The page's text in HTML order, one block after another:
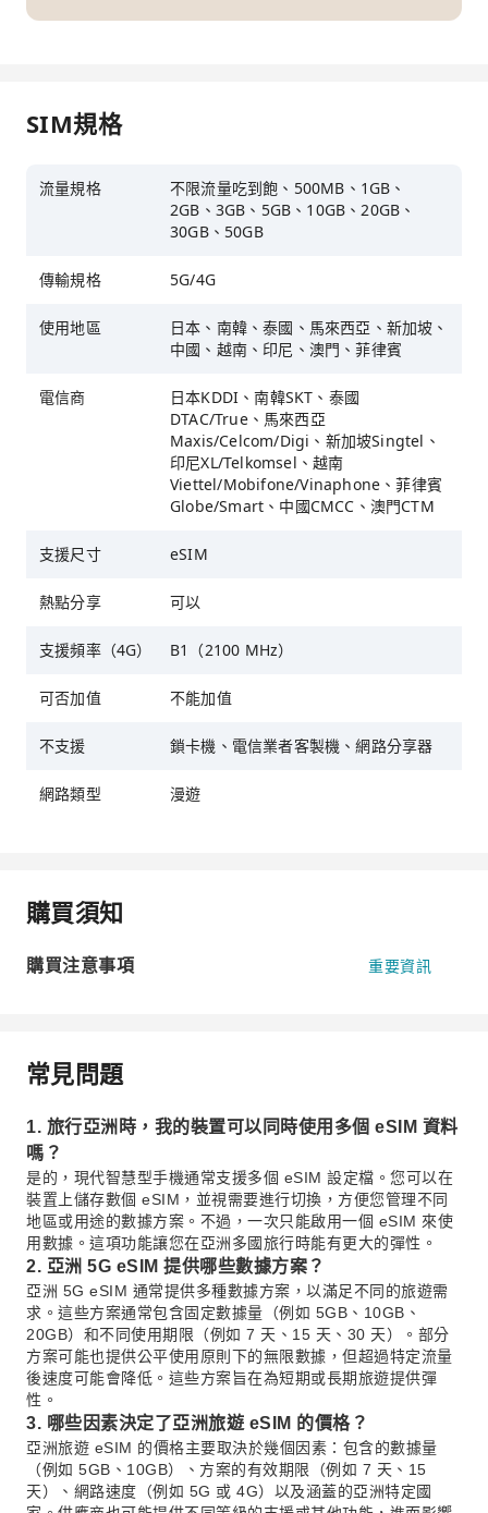
SIM規格
流量規格
不限流量吃到飽、500MB、1GB、
2GB、3GB、5GB、10GB、20GB、
30GB、50GB
傳輸規格 5G/4G
使用地區
日本、南韓、泰國、馬來西亞、新加坡、
中國、越南、印尼、澳門、菲律賓
電信商
日本KDDI、南韓SKT、泰國
DTAC/True、馬來西亞
Maxis/Celcom/Digi、新加坡Singtel、
印尼XL/Telkomsel、越南
Viettel/Mobifone/Vinaphone、菲律賓
Globe/Smart、中國CMCC、澳門CTM
支援尺寸 eSIM
熱點分享 可以
支援頻率（4G） B1（2100 MHz）
可否加值 不能加值
不支援 鎖卡機、電信業者客製機、網路分享器
網路類型 漫遊
購買須知
購買注意事項 重要資訊
常見問題
1. 旅行亞洲時，我的裝置可以同時使用多個 eSIM 資料
嗎？
是的，現代智慧型手機通常支援多個 eSIM 設定檔。您可以在
裝置上儲存數個 eSIM，並視需要進行切換，方便您管理不同
地區或用途的數據方案。不過，一次只能啟用一個 eSIM 來使
用數據。這項功能讓您在亞洲多國旅行時能有更大的彈性。
2. 亞洲 5G eSIM 提供哪些數據方案？
亞洲 5G eSIM 通常提供多種數據方案，以滿足不同的旅遊需
求。這些方案通常包含固定數據量（例如 5GB、10GB、
20GB）和不同使用期限（例如 7 天、15 天、30 天）。部分
方案可能也提供公平使用原則下的無限數據，但超過特定流量
後速度可能會降低。這些方案旨在為短期或長期旅遊提供彈
性。
3. 哪些因素決定了亞洲旅遊 eSIM 的價格？
亞洲旅遊 eSIM 的價格主要取決於幾個因素：包含的數據量
（例如 5GB、10GB）、方案的有效期限（例如 7 天、15
天）、網路速度（例如 5G 或 4G）以及涵蓋的亞洲特定國